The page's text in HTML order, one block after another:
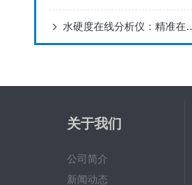
水硬度在线分析仪：
关于我们
公司简介
新闻动态